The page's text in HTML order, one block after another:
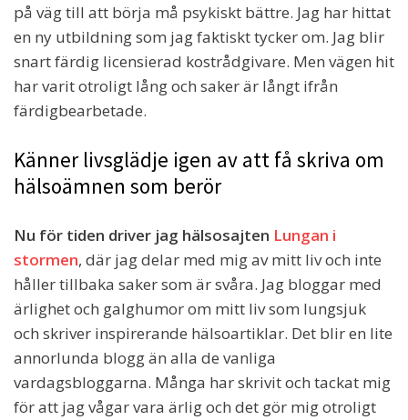
på väg till att börja må psykiskt bättre. Jag har hittat
en ny utbildning som jag faktiskt tycker om. Jag blir
snart färdig licensierad kostrådgivare. Men vägen hit
har varit otroligt lång och saker är långt ifrån
färdigbearbetade.
Känner livsglädje igen av att få skriva om
hälsoämnen som berör
Nu för tiden driver jag hälsosajten Lungan i
stormen, där jag delar med mig av mitt liv och inte
håller tillbaka saker som är svåra. Jag bloggar med
ärlighet och galghumor om mitt liv som lungsjuk
och skriver inspirerande hälsoartiklar. Det blir en lite
annorlunda blogg än alla de vanliga
vardagsbloggarna. Många har skrivit och tackat mig
för att jag vågar vara ärlig och det gör mig otroligt